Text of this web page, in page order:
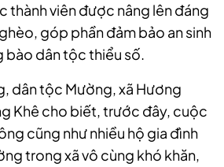
thành viên được nâng lên đáng
góp phần đảm bảo an sinh
bào dân tộc thiểu số.
dân tộc Mường, xã Hương
Khê cho biết, trước đây, cuộc
cũng như nhiều hộ gia đình
trong xã vô cùng khó khăn,